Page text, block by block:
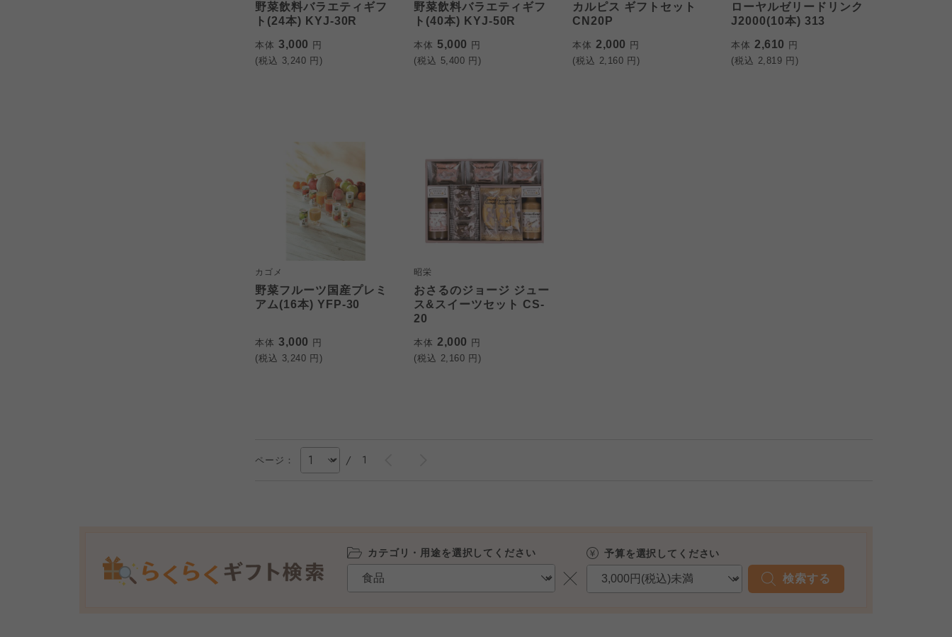
野菜飲料バラエティギフ
ト(24本) KYJ-30R
本体 3,000 円
(税込 3,240 円)
野菜飲料バラエティギフ
ト(40本) KYJ-50R
本体 5,000 円
(税込 5,400 円)
カルピス ギフトセット
CN20P
本体 2,000 円
(税込 2,160 円)
ローヤルゼリードリンク
J2000(10本) 313
本体 2,610 円
(税込 2,819 円)
カゴメ
野菜フルーツ国産プレミ
アム(16本) YFP-30
本体 3,000 円
(税込 3,240 円)
昭栄
おさるのジョージ ジュー
ス&スイーツセット CS-
20
本体 2,000 円
(税込 2,160 円)
ページ： / 1
カテゴリ・用途を選択してください 予算を選択してください
検索する